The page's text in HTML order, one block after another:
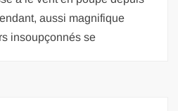
aussi magnifique
insoupçonnés se